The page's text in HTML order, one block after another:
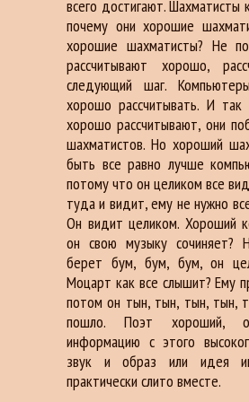
всего достигают. Шахматисты
почему они хорошие
хорошие шахматисты? Не
рассчитывают хорошо,
следующий шаг.
хорошо рассчитывать. И так
хорошо рассчитывают, они
шахматистов. Но хороший
быть все равно лучше
потому что он целиком все
туда и видит, ему не нужно
Он видит целиком. Хороший
он свою музыку
берет бум, бум, бум, он
Моцарт как все слышит? Ему
потом он тын, тын, тын, тын,
пошло. Поэт хороший,
информацию с этого
звук и образ или идея
практически слито вместе.